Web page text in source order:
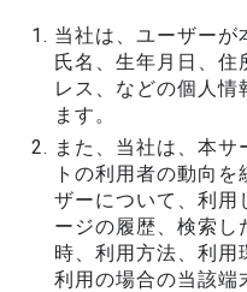
当社は、ユーザーが
氏名、生年月日、住
レス、などの個人情
ます。
また、当社は、本サ
トの利用者の動向
ザーについて、利用
ージの履歴、検索し
時、利用方法、利用
利用の場合の当該端